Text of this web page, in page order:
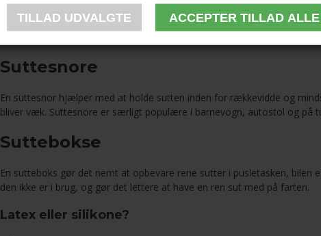
Tilbehør til hverdag og institution
Når sutten skal med i dagpleje, vuggestue eller på tur, kan det rette
Suttesnore
En suttesnor hjælper med at holde sutten inden for rækkevidde og
bliver væk. Suttesnore er særligt populære i barnevogn, autostol og på
Suttebokse
En sutteboks gør det nemt at opbevare rene sutter i pusletasken, bilen
den ikke er i brug, og gør det lettere at have en ren sut med på farten.
Latex eller silikone?